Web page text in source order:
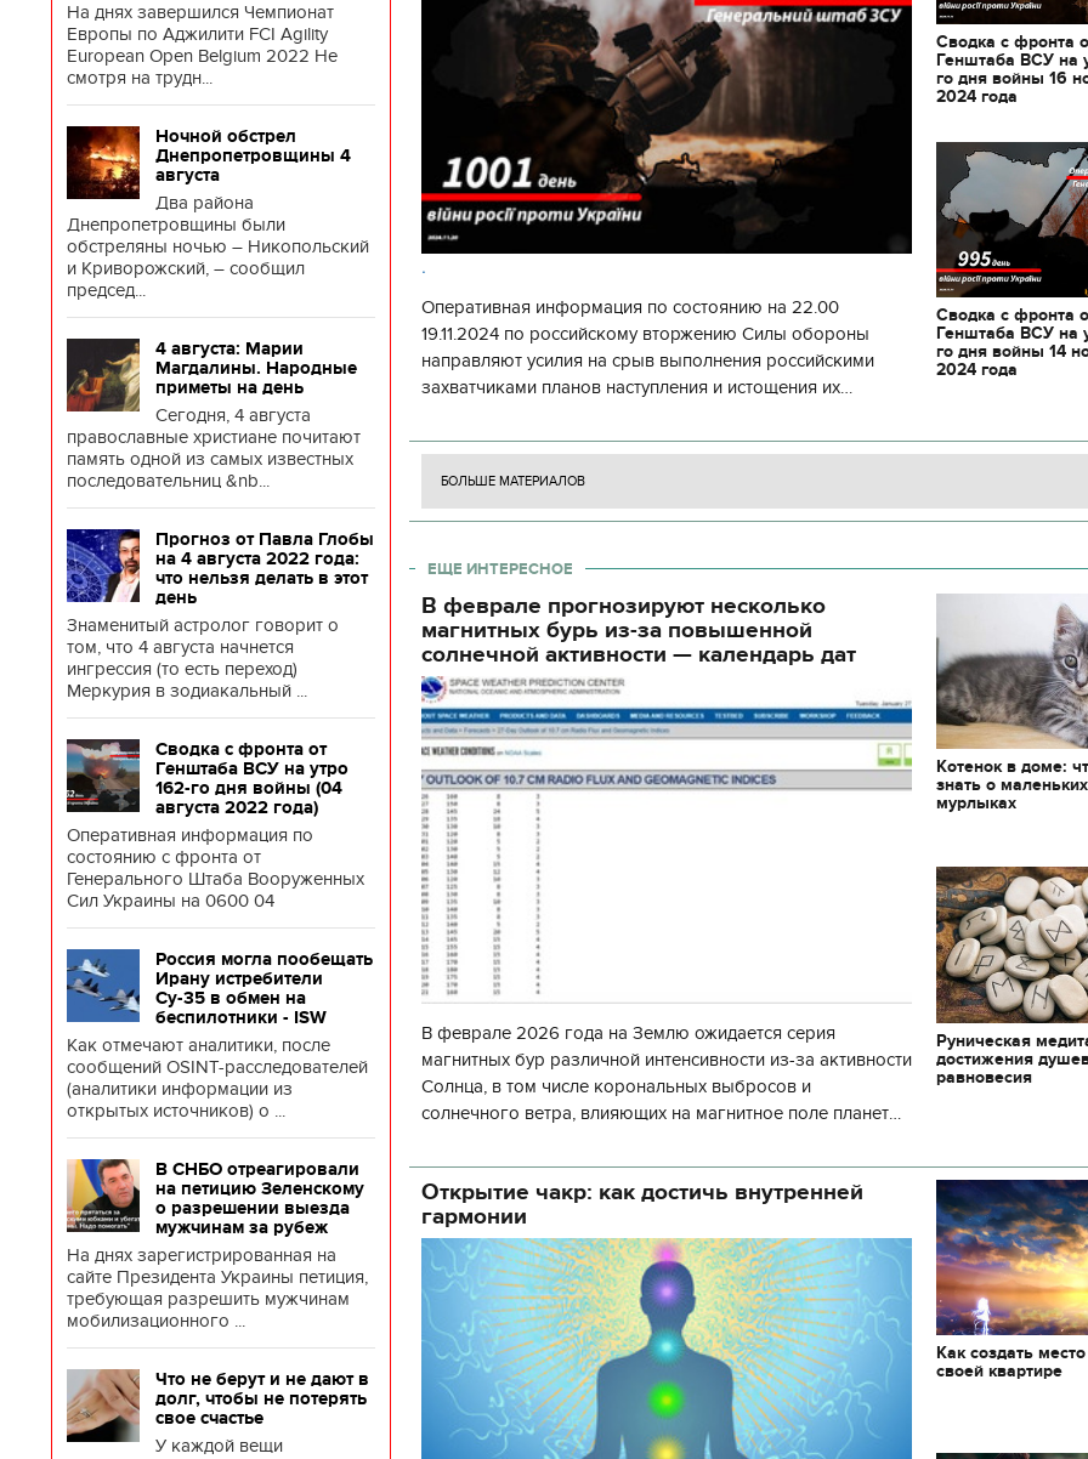
На днях завершился Чемпионат
Европы по Аджилити FCI Agility
European Open Belgium 2022 Не
смотря на трудн...
Ночной обстрел
Днепропетровщины 4
августа
Два района
Днепропетровщины были
обстреляны ночью – Никопольский
и Криворожский, – сообщил
председ...
4 августа: Марии
Магдалины. Народные
приметы на день
Сегодня, 4 августа
православные христиане почитают
память одной из самых известных
последовательниц &nb...
Прогноз от Павла Глобы
на 4 августа 2022 года:
что нельзя делать в этот
день
Знаменитый астролог говорит о
том, что 4 августа начнется
ингрессия (то есть переход)
Меркурия в зодиакальный ...
Сводка с фронта от
Генштаба ВСУ на утро
162-го дня войны (04
августа 2022 года)
Оперативная информация по
состоянию с фронта от
Генерального Штаба Вооруженных
Сил Украины на 0600 04
Россия могла пообещать
Ирану истребители
Су-35 в обмен на
беспилотники - ISW
Как отмечают аналитики, после
сообщений OSINT-расследователей
(аналитики информации из
открытых источников) о ...
В СНБО отреагировали
на петицию Зеленскому
о разрешении выезда
мужчинам за рубеж
На днях зарегистрированная на
сайте Президента Украины петиция,
требующая разрешить мужчинам
мобилизационного ...
Что не берут и не дают в
долг, чтобы не потерять
свое счастье
У каждой вещи
.
Оперативная информация по состоянию на 22.00
19.11.2024 по российскому вторжению Силы обороны
направляют усилия на срыв выполнения российскими
захватчиками планов наступления и истощения их
боевых ст
Сводка с фронта
Генштаба ВСУ на
го дня войны 16
2024 года
Сводка с фронта
Генштаба ВСУ на
го дня войны 14
2024 года
БОЛЬШЕ МАТЕРИАЛОВ
ЕЩЕ ИНТЕРЕСНОЕ
В феврале прогнозируют несколько
магнитных бурь из-за повышенной
солнечной активности — календарь дат
В феврале 2026 года на Землю ожидается серия
магнитных бур различной интенсивности из-за активности
Солнца, в том числе корональных выбросов и
солнечного ветра, влияющих на магнитное поле планеты.
об
Котенок в доме:
знать о маленьких
мурлыках
Руническая
достижения
равновесия
Открытие чакр: как достичь внутренней
гармонии
Как создать
своей квартире
11.10.2017 | 16:22
Времена Руси: как выглядят
декорации к фильму
"Сторожевая застава"
04.01.2018 | 17:16
Как готовить кутю и